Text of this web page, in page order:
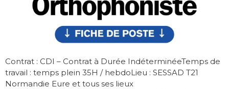
Contrat : CDI – Contrat à Durée IndéterminéeTemps de
travail : temps plein 35H / hebdoLieu : SESSAD T21
Normandie Eure et tous ses lieux